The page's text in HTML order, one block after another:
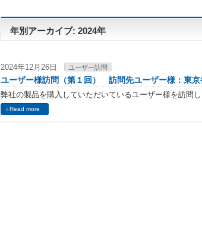
年別アーカイブ: 2024年
2024年12月26日 ユーザー訪問
ユーザー様訪問（第１回） 訪問先ユーザー様：東京
弊社の製品を購入していただいているユーザー様を訪問
Read more